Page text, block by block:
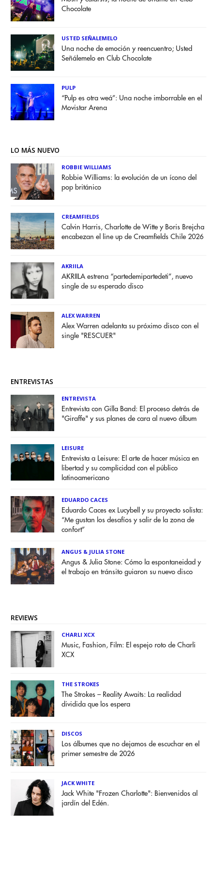
Chocolate
USTED SEÑALEMELO
Una noche de emoción y reencuentro; Usted
Señálemelo en Club Chocolate
PULP
“Pulp es otra weá”: Una noche imborrable en el
Movistar Arena
LO MÁS NUEVO
ROBBIE WILLIAMS
Robbie Williams: la evolución de un ícono del
pop británico
CREAMFIELDS
Calvin Harris, Charlotte de Witte y Boris Brejcha
encabezan el line up de Creamfields Chile 2026
AKRIILA
AKRIILA estrena “partedemipartedeti”, nuevo
single de su esperado disco
ALEX WARREN
Alex Warren adelanta su próximo disco con el
single "RESCUER"
ENTREVISTAS
ENTREVISTA
Entrevista con Gilla Band: El proceso detrás de
"Giraffe" y sus planes de cara al nuevo álbum
LEISURE
Entrevista a Leisure: El arte de hacer música en
libertad y su complicidad con el público
latinoamericano
EDUARDO CACES
Eduardo Caces ex Lucybell y su proyecto solista:
“Me gustan los desafíos y salir de la zona de
confort”
ANGUS & JULIA STONE
Angus & Julia Stone: Cómo la espontaneidad y
el trabajo en tránsito guiaron su nuevo disco
REVIEWS
CHARLI XCX
Music, Fashion, Film: El espejo roto de Charli
XCX
THE STROKES
The Strokes – Reality Awaits: La realidad
dividida que los espera
DISCOS
Los álbumes que no dejamos de escuchar en el
primer semestre de 2026
JACK WHITE
Jack White "Frozen Charlotte": Bienvenidos al
jardín del Edén.